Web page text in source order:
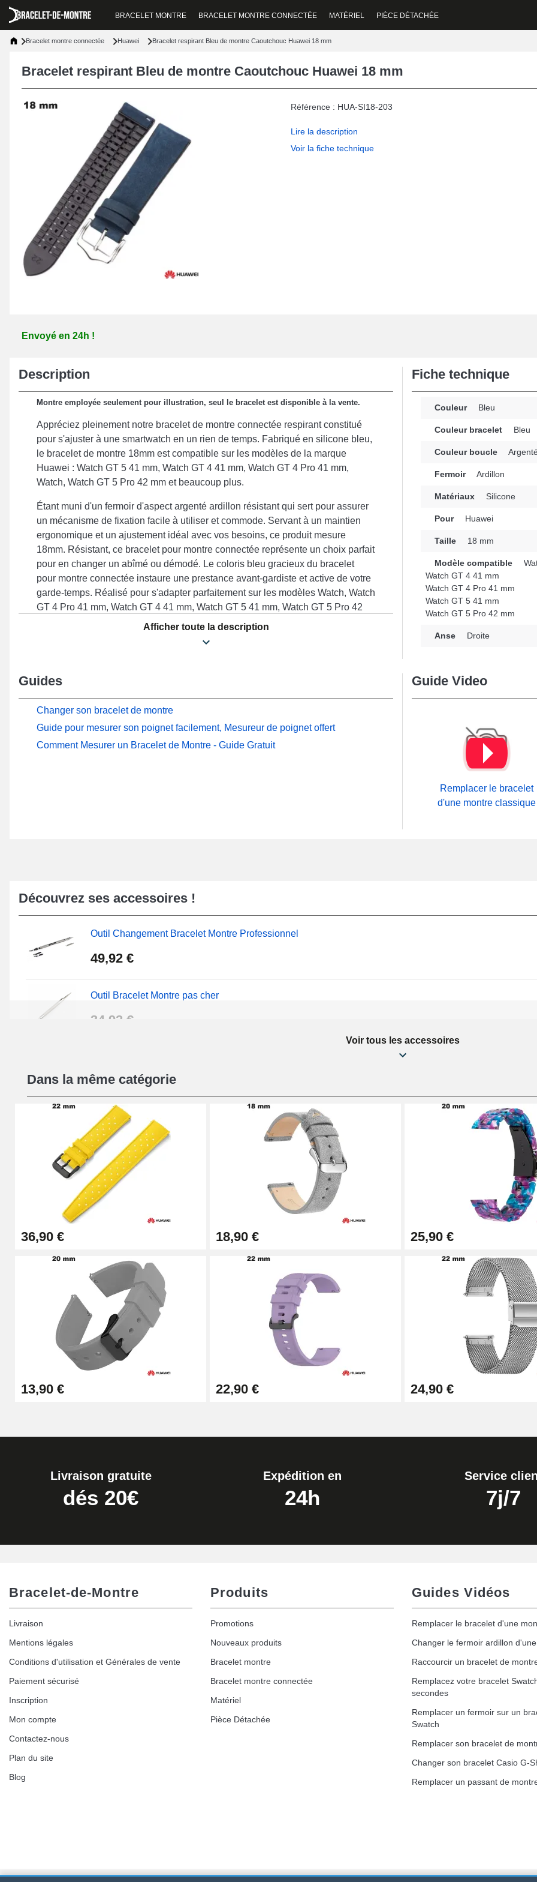
BRACELET MONTRE BRACELET MONTRE CONNECTÉE MATÉRIEL PIÈCE DÉTACHÉE
Bracelet montre connectée Huawei Bracelet respirant Bleu de montre Caoutchouc Huawei 18 mm
Bracelet respirant Bleu de montre Caoutchouc Huawei 18 mm
Référence : HUA-SI18-203
Lire la description
Voir la fiche technique
Envoyé en 24h !
Description
Montre employée seulement pour illustration, seul le bracelet est disponible à la vente.
Appréciez pleinement notre bracelet de montre connectée respirant constitué
pour s'ajuster à une smartwatch en un rien de temps. Fabriqué en silicone bleu,
le bracelet de montre 18mm est compatible sur les modèles de la marque
Huawei : Watch GT 5 41 mm, Watch GT 4 41 mm, Watch GT 4 Pro 41 mm,
Watch, Watch GT 5 Pro 42 mm et beaucoup plus.
Étant muni d'un fermoir d'aspect argenté ardillon résistant qui sert pour assurer
un mécanisme de fixation facile à utiliser et commode. Servant à un maintien
ergonomique et un ajustement idéal avec vos besoins, ce produit mesure
18mm. Résistant, ce bracelet pour montre connectée représente un choix parfait
pour en changer un abîmé ou démodé. Le coloris bleu gracieux du bracelet
pour montre connectée instaure une prestance avant-gardiste et active de votre
garde-temps. Réalisé pour s'adapter parfaitement sur les modèles Watch, Watch
GT 4 Pro 41 mm, Watch GT 4 41 mm, Watch GT 5 41 mm, Watch GT 5 Pro 42
mm et beaucoup plus encore de la marque Huawei, ce bracelet garantit un
Afficher toute la description
Fiche technique
Couleur Bleu
Couleur bracelet Bleu
Couleur boucle
Fermoir Ardillon
Matériaux Silicone
Pour Huawei
Taille 18 mm
Modèle compatible
Watch GT 4 41 mm
Watch GT 4 Pro 41 mm
Watch GT 5 41 mm
Watch GT 5 Pro 42 mm
Anse Droite
Guides
Changer son bracelet de montre
Guide pour mesurer son poignet facilement, Mesureur de poignet offert
Comment Mesurer un Bracelet de Montre - Guide Gratuit
Guide Video
Remplacer le bracelet
d'une montre classique
Découvrez ses accessoires !
Outil Changement Bracelet Montre Professionnel
49,92 €
Outil Bracelet Montre pas cher
34,92 €
16,90 €
Pied à Coulisse Numérique
9,90 €
Kit Horlogerie Débutant
26,90 €
Boîte Pompe Bracelet Montre - Diamètre 1,50 mm - 8 à 25 mm
14,08 €
Boîte Pompe pour Bracelet Montre - Diamètre 1,80 mm - 8 à 25 mm
19,90 €
Extracteur de Bracelet de Montre Facile
Voir tous les accessoires
Dans la même catégorie
36,90 € 18,90 € 25,90 €
13,90 € 22,90 € 24,90 €
Livraison gratuite
dés 20€
Expédition en
24h
Service
7j/7
Bracelet-de-Montre
Livraison
Mentions légales
Conditions d'utilisation et Générales de vente
Paiement sécurisé
Inscription
Mon compte
Contactez-nous
Plan du site
Blog
Produits
Promotions
Nouveaux produits
Bracelet montre
Bracelet montre connectée
Matériel
Pièce Détachée
Guides Vidéos
Remplacer le bracelet d'une
Changer le fermoir ardillon
Raccourcir un bracelet de
Remplacez votre bracelet
secondes
Remplacer un fermoir sur un
Swatch
Remplacer son bracelet de
Changer son bracelet Casio G-
Remplacer un passant de